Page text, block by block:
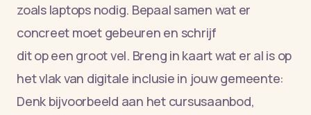
zoals laptops nodig. Bepaal samen wat er
concreet moet gebeuren en schrijf
dit op een groot vel. Breng in kaart wat er al is op
het vlak van digitale inclusie in jouw gemeente:
Denk bijvoorbeeld aan het cursusaanbod,